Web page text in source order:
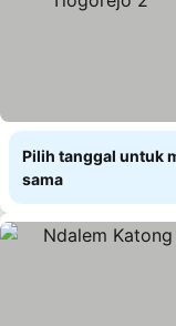
Pilih tanggal untuk
sama